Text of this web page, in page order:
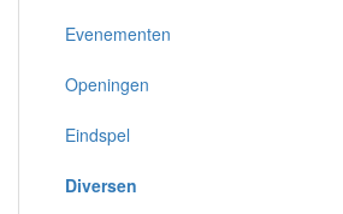
Evenementen
Openingen
Eindspel
Diversen